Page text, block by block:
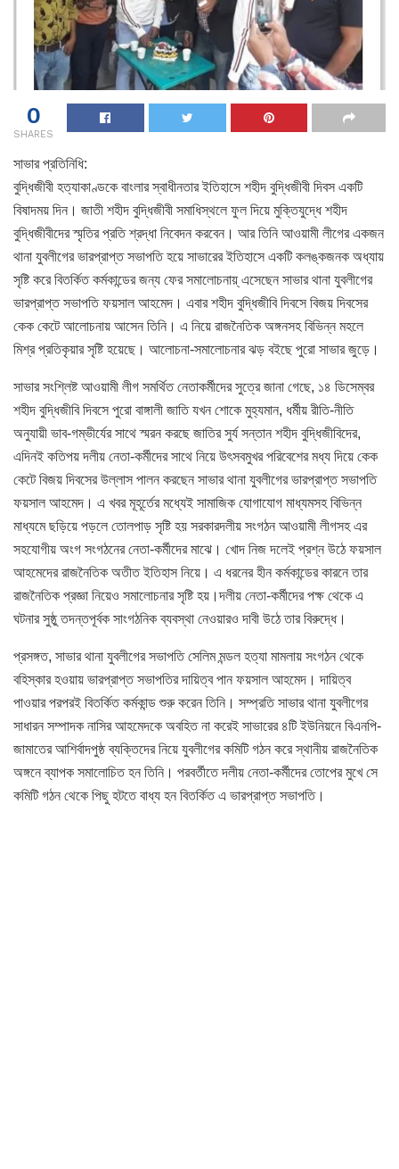
0
SHARES
সাভার প্রতিনিধি:
বুদ্ধিজীবী হত্যাকাণ্ডকে বাংলার স্বাধীনতার ইতিহাসে শহীদ বুদ্ধিজীবী দিবস একটি
বিষাদময় দিন। জাতী শহীদ বুদ্ধিজীবী সমাধিস্থলে ফুল দিয়ে মুক্তিযুদ্ধে শহীদ
বুদ্ধিজীবীদের স্মৃতির প্রতি শ্রদ্ধা নিবেদন করবেন। আর তিনি আওয়ামী লীগের একজন
থানা যুবলীগের ভারপ্রাপ্ত সভাপতি হয়ে সাভারের ইতিহাসে একটি কলঙ্কজনক অধ্যায়
সৃষ্টি করে বিতর্কিত কর্মকান্ডের জন্য ফের সমালোচনায়্ এসেছেন সাভার থানা যুবলীগের
ভারপ্রাপ্ত সভাপতি ফয়সাল আহমেদ। এবার শহীদ বুদ্ধিজীবি দিবসে বিজয় দিবসের
কেক কেটে আলোচনায় আসেন তিনি। এ নিয়ে রাজনৈতিক অঙ্গনসহ বিভিন্ন মহলে
মিশ্র প্রতিকৃয়ার সৃষ্টি হয়েছে। আলোচনা-সমালোচনার ঝড় বইছে পুরো সাভার জুড়ে।
সাভার সংশ্লিষ্ট আওয়ামী লীগ সমর্থিত নেতাকর্মীদের সুত্রে জানা গেছে, ১৪ ডিসেম্বর
শহীদ বুদ্ধিজীবি দিবসে পুরো বাঙ্গালী জাতি যখন শোকে মুহ্যমান, ধর্মীয় রীতি-নীতি
অনুযায়ী ভাব-গম্ভীর্যের সাথে স্মরন করছে জাতির সুর্য সন্তান শহীদ বুদ্ধিজীবিদের,
এদিনই কতিপয় দলীয় নেতা-কর্মীদের সাথে নিয়ে উৎসবমুখর পরিবেশের মধ্য দিয়ে কেক
কেটে বিজয় দিবসের উল্লাস পালন করছেন সাভার থানা যুবলীগের ভারপ্রাপ্ত সভাপতি
ফয়সাল আহমেদ। এ খবর মূহূর্তের মধ্যেই সামাজিক যোগাযোগ মাধ্যমসহ বিভিন্ন
মাধ্যমে ছড়িয়ে পড়লে তোলপাড় সৃষ্টি হয় সরকারদলীয় সংগঠন আওয়ামী লীগসহ এর
সহযোগীয় অংগ সংগঠনের নেতা-কর্মীদের মাঝে। খোদ নিজ দলেই প্রশ্ন উঠে ফয়সাল
আহমেদের রাজনৈতিক অতীত ইতিহাস নিয়ে। এ ধরনের হীন কর্মকান্ডের কারনে তার
রাজনৈতিক প্রজ্ঞা নিয়েও সমালোচনার সৃষ্টি হয়।দলীয় নেতা-কর্মীদের পক্ষ থেকে এ
ঘটনার সুষ্ঠু তদন্তপূর্বক সাংগঠনিক ব্যবস্থা নেওয়ারও দাবী উঠে তার বিরুদ্ধে।
প্রসঙ্গত, সাভার থানা যুবলীগের সভাপতি সেলিম মন্ডল হত্যা মামলায় সংগঠন থেকে
বহিস্কার হওয়ায় ভারপ্রাপ্ত সভাপতির দায়িত্ব পান ফয়সাল আহমেদ। দায়িত্ব
পাওয়ার পরপরই বিতর্কিত কর্মকান্ড শুরু করেন তিনি। সম্প্রতি সাভার থানা যুবলীগের
সাধারন সম্পাদক নাসির আহমেদকে অবহিত না করেই সাভারের ৪টি ইউনিয়নে বিএনপি-
জামাতের আশির্বাদপুষ্ঠ ব্যক্তিদের নিয়ে যুবলীগের কমিটি গঠন করে স্থানীয় রাজনৈতিক
অঙ্গনে ব্যাপক সমালোচিত হন তিনি। পরবর্তীতে দলীয় নেতা-কর্মীদের তোপের মুখে সে
কমিটি গঠন থেকে পিছু হটতে বাধ্য হন বিতর্কিত এ ভারপ্রাপ্ত সভাপতি।